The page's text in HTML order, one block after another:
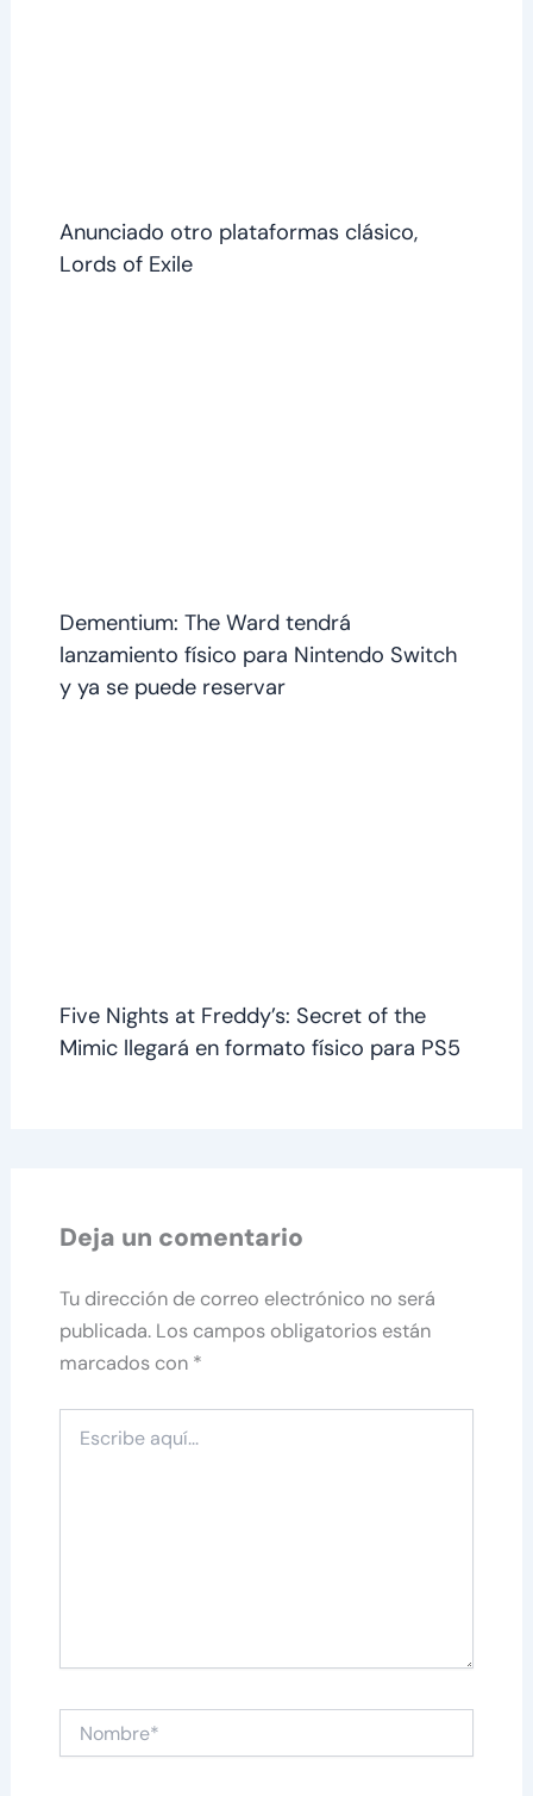
Anunciado otro plataformas clásico,
Lords of Exile
Dementium: The Ward tendrá
lanzamiento físico para Nintendo Switch
y ya se puede reservar
Five Nights at Freddy’s: Secret of the
Mimic llegará en formato físico para PS5
Deja un comentario
Tu dirección de correo electrónico no será
publicada. Los campos obligatorios están
marcados con *
aquí...